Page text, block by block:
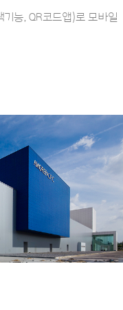
능, QR코드앱)로 모바일